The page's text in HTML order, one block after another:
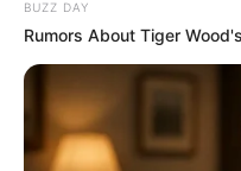
BUZZ DAY
Rumors About Tiger